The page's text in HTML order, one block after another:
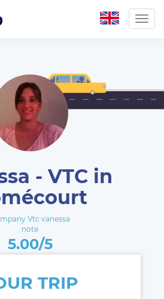
- VTC in
Vtc vanessa
note
5.00/5
TRIP